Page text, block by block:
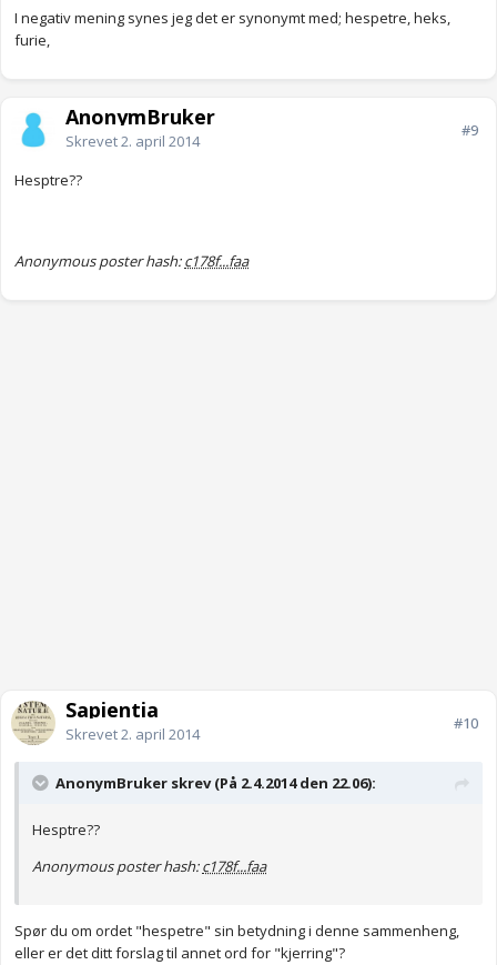
I negativ mening synes jeg det er synonymt med; hespetre, heks,
furie,
AnonymBruker
Skrevet2. april 2014
#9
Hesptre??
Anonymous poster hash:c178f...faa
Sapientia
Skrevet2. april 2014
#10
AnonymBruker skrev (På 2.4.2014 den 22.06):
Hesptre??
Anonymous poster hash:c178f...faa
Spør du om ordet "hespetre" sin betydning i denne sammenheng,
eller er det ditt forslag til annet ord for "kjerring"?